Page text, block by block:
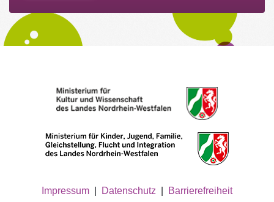
Impressum Datenschutz Barrierefreiheit